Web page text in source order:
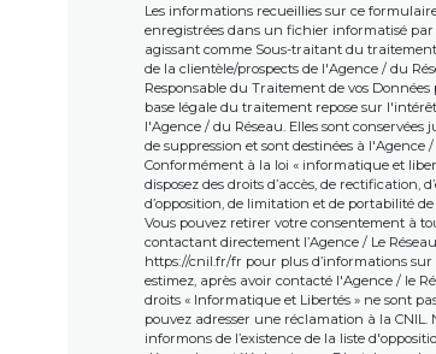
Les informations recueillies sur ce
enregistrées dans un fichier informatisé par
agissant comme Sous-traitant du
de la clientèle/prospects de l'Agence / du
Responsable du Traitement de vos Données
base légale du traitement repose sur
l'Agence / du Réseau. Elles sont conservées
de suppression et sont destinées à l'Agence /
Conformément à la loi « informatique et
disposez des droits d’accès, de rectification,
d’opposition, de limitation et de portabilité de
Vous pouvez retirer votre consentement à
contactant directement l’Agence / Le
https://cnil.fr/fr pour plus d’informations sur
estimez, après avoir contacté l'Agence / le
droits « Informatique et Libertés » ne sont
pouvez adresser une réclamation à la CNIL.
informons de l’existence de la liste